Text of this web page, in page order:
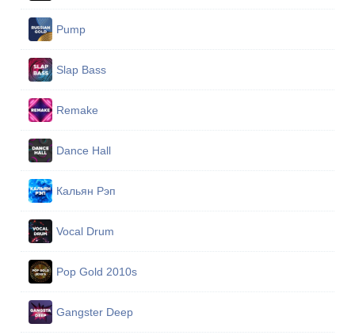
Pump
Slap Bass
Remake
Dance Hall
Кальян Рэп
Vocal Drum
Pop Gold 2010s
Gangster Deep